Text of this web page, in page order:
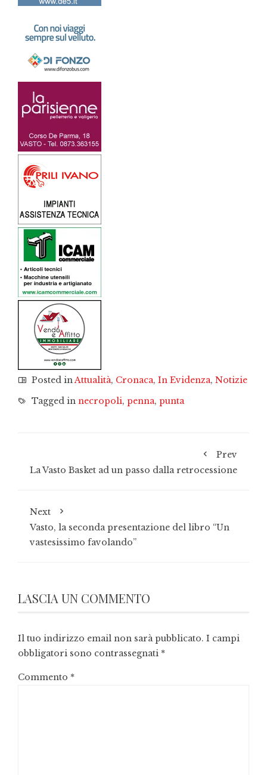
Posted inAttualità, Cronaca, In Evidenza, Notizie
Tagged in necropoli, penna, punta
Prev
La Vasto Basket ad un passo dalla retrocessione
Next
Vasto, la seconda presentazione del libro “Un
vastesissimo favolando”
LASCIA UN COMMENTO
Il tuo indirizzo email non sarà pubblicato. I campi
obbligatori sono contrassegnati *
Commento *